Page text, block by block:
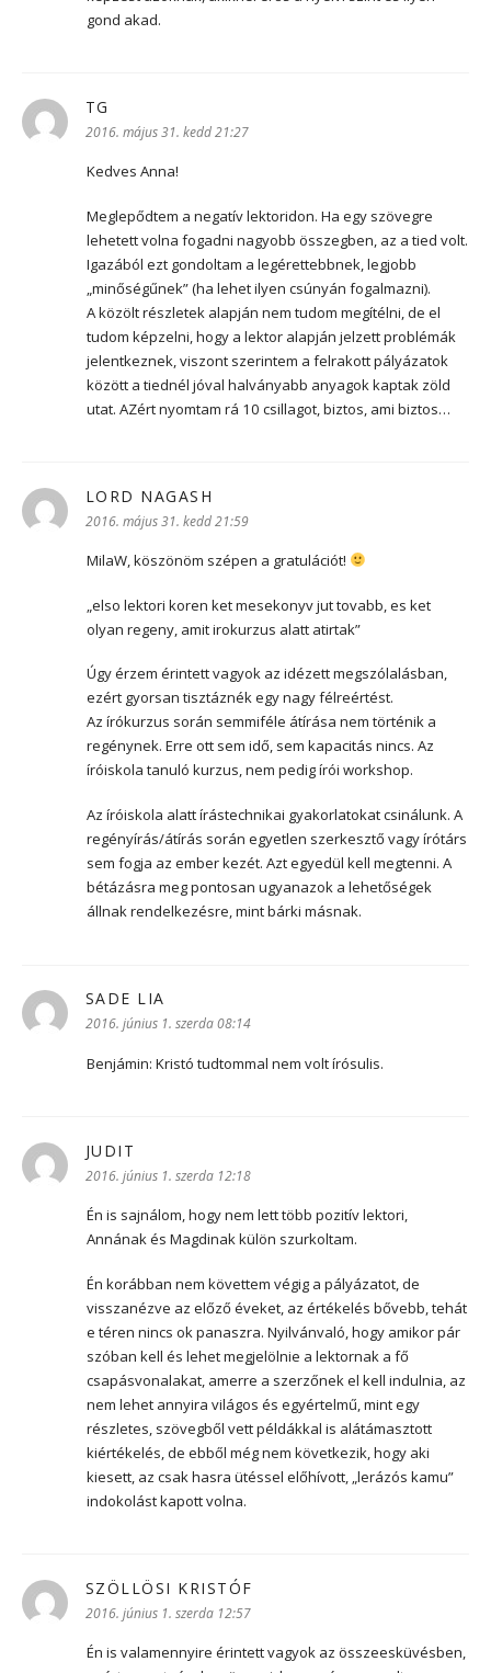
gond akad.
TG
2016. május 31. kedd 21:27
Kedves Anna!
Meglepődtem a negatív lektoridon. Ha egy szövegre
lehetett volna fogadni nagyobb összegben, az a tied volt.
Igazából ezt gondoltam a legérettebbnek, legjobb
„minőségűnek” (ha lehet ilyen csúnyán fogalmazni).
A közölt részletek alapján nem tudom megítélni, de el
tudom képzelni, hogy a lektor alapján jelzett problémák
jelentkeznek, viszont szerintem a felrakott pályázatok
között a tiednél jóval halványabb anyagok kaptak zöld
utat. AZért nyomtam rá 10 csillagot, biztos, ami biztos…
LORD NAGASH
2016. május 31. kedd 21:59
MilaW, köszönöm szépen a gratulációt!
„elso lektori koren ket mesekonyv jut tovabb, es ket
olyan regeny, amit irokurzus alatt atirtak”
Úgy érzem érintett vagyok az idézett megszólalásban,
ezért gyorsan tisztáznék egy nagy félreértést.
Az írókurzus során semmiféle átírása nem történik a
regénynek. Erre ott sem idő, sem kapacitás nincs. Az
íróiskola tanuló kurzus, nem pedig írói workshop.
Az íróiskola alatt írástechnikai gyakorlatokat csinálunk. A
regényírás/átírás során egyetlen szerkesztő vagy írótárs
sem fogja az ember kezét. Azt egyedül kell megtenni. A
bétázásra meg pontosan ugyanazok a lehetőségek
állnak rendelkezésre, mint bárki másnak.
SADE LIA
2016. június 1. szerda 08:14
Benjámin: Kristó tudtommal nem volt írósulis.
JUDIT
2016. június 1. szerda 12:18
Én is sajnálom, hogy nem lett több pozitív lektori,
Annának és Magdinak külön szurkoltam.
Én korábban nem követtem végig a pályázatot, de
visszanézve az előző éveket, az értékelés bővebb, tehát
e téren nincs ok panaszra. Nyilvánvaló, hogy amikor pár
szóban kell és lehet megjelölnie a lektornak a fő
csapásvonalakat, amerre a szerzőnek el kell indulnia, az
nem lehet annyira világos és egyértelmű, mint egy
részletes, szövegből vett példákkal is alátámasztott
kiértékelés, de ebből még nem következik, hogy aki
kiesett, az csak hasra ütéssel előhívott, „lerázós kamu”
indokolást kapott volna.
SZÖLLÖSI KRISTÓF
2016. június 1. szerda 12:57
Én is valamennyire érintett vagyok az összeesküvésben,